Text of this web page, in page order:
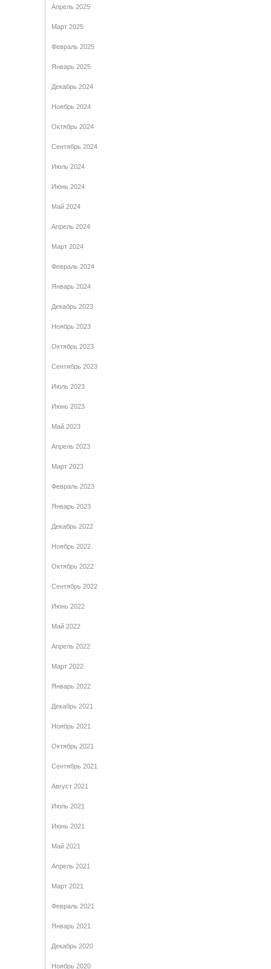
Апрель 2025
Март 2025
Февраль 2025
Январь 2025
Декабрь 2024
Ноябрь 2024
Октябрь 2024
Сентябрь 2024
Июль 2024
Июнь 2024
Май 2024
Апрель 2024
Март 2024
Февраль 2024
Январь 2024
Декабрь 2023
Ноябрь 2023
Октябрь 2023
Сентябрь 2023
Июль 2023
Июнь 2023
Май 2023
Апрель 2023
Март 2023
Февраль 2023
Январь 2023
Декабрь 2022
Ноябрь 2022
Октябрь 2022
Сентябрь 2022
Июнь 2022
Май 2022
Апрель 2022
Март 2022
Январь 2022
Декабрь 2021
Ноябрь 2021
Октябрь 2021
Сентябрь 2021
Август 2021
Июль 2021
Июнь 2021
Май 2021
Апрель 2021
Март 2021
Февраль 2021
Январь 2021
Декабрь 2020
Ноябрь 2020